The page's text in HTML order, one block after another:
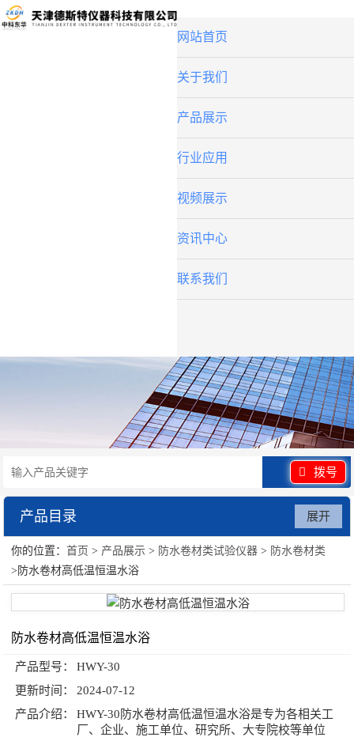
网站首页
关于我们
产品展示
行业应用
视频展示
资讯中心
联系我们
拨号
产品目录
防水卷材类试验仪器
展开
你的位置：首页 > 产品展示 > 防水卷材类试验仪器 > 防水卷材类
>防水卷材高低温恒温水浴
防水卷材高低温恒温水浴
产品型号：
HWY-30
更新时间：
2024-07-12
产品介绍：
HWY-30防水卷材高低温恒温水浴是专为各相关工
厂、企业、施工单位、研究所、大专院校等单位